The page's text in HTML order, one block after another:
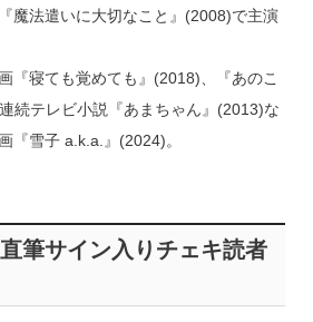
魔法遣いに大切なこと』(2008)で主演
『寝ても覚めても』(2018)、『あのこ
続テレビ小説『あまちゃん』(2013)な
『雪子 a.k.a.』(2024)。
筆サイン入りチェキ読者